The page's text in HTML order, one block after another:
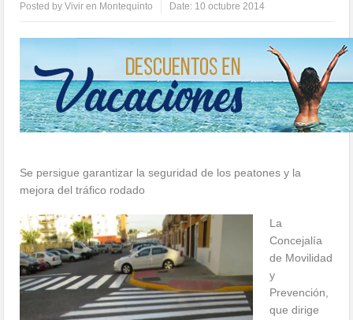
Posted byVivir en Montequinto Date: 10 octubre 2014
Se persigue garantizar la seguridad de los peatones y la
mejora del tráfico rodado
La
Concejalía
de Movilidad
y
Prevención,
que dirige